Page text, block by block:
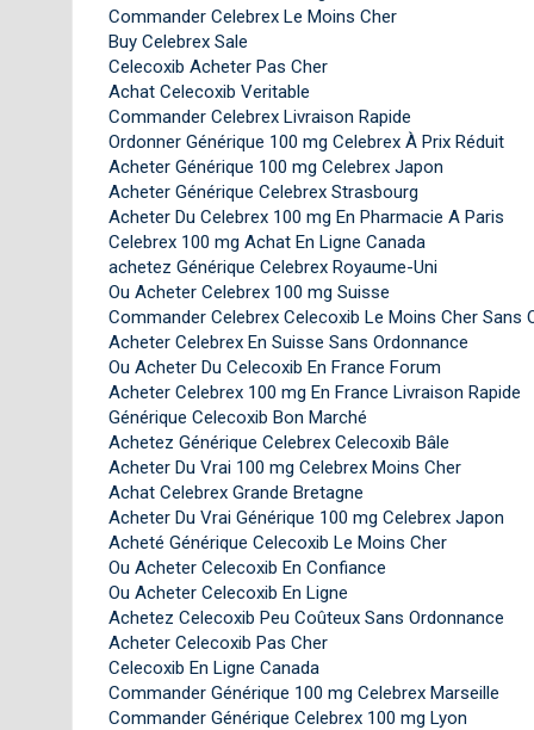
Commander Celebrex Le Moins Cher
Buy Celebrex Sale
Celecoxib Acheter Pas Cher
Achat Celecoxib Veritable
Commander Celebrex Livraison Rapide
Ordonner Générique 100 mg Celebrex À Prix Réduit
Acheter Générique 100 mg Celebrex Japon
Acheter Générique Celebrex Strasbourg
Acheter Du Celebrex 100 mg En Pharmacie A Paris
Celebrex 100 mg Achat En Ligne Canada
achetez Générique Celebrex Royaume-Uni
Ou Acheter Celebrex 100 mg Suisse
Commander Celebrex Celecoxib Le Moins Cher Sans
Acheter Celebrex En Suisse Sans Ordonnance
Ou Acheter Du Celecoxib En France Forum
Acheter Celebrex 100 mg En France Livraison Rapide
Générique Celecoxib Bon Marché
Achetez Générique Celebrex Celecoxib Bâle
Acheter Du Vrai 100 mg Celebrex Moins Cher
Achat Celebrex Grande Bretagne
Acheter Du Vrai Générique 100 mg Celebrex Japon
Acheté Générique Celecoxib Le Moins Cher
Ou Acheter Celecoxib En Confiance
Ou Acheter Celecoxib En Ligne
Achetez Celecoxib Peu Coûteux Sans Ordonnance
Acheter Celecoxib Pas Cher
Celecoxib En Ligne Canada
Commander Générique 100 mg Celebrex Marseille
Commander Générique Celebrex 100 mg Lyon